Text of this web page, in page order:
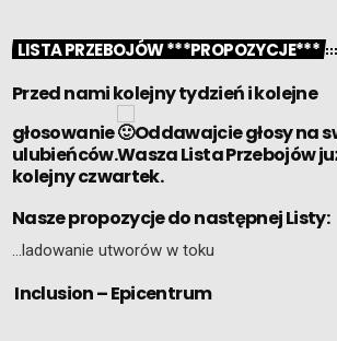
LISTA PRZEBOJÓW ***PROPOZYCJE***
Przed nami kolejny tydzień i kolejne
głosowanie
Oddawajcie głosy na
ulubieńców.Wasza Lista Przebojów
kolejny czwartek.
Nasze propozycje do następnej Listy:
…ladowanie utworów w toku
Inclusion – Epicentrum